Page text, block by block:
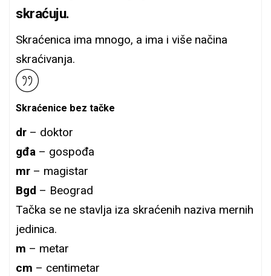
skraćuju.
Skraćenica ima mnogo, a ima i više načina
skraćivanja.
Skraćenice bez tačke
dr – doktor
gđa – gospođa
mr – magistar
Bgd – Beograd
Tačka se ne stavlja iza skraćenih naziva mernih
jedinica.
m – metar
cm – centimetar